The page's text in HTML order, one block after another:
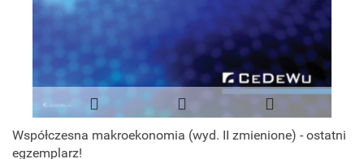
Współczesna makroekonomia (wyd. II zmienione) - ostatni
egzemplarz!